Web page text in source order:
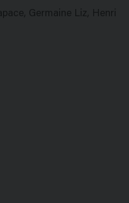
Germaine Liz, Henri